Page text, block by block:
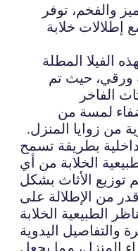
والفخم، توفر
إطلالات خلابة
الفيلا المطلة
ورقي، حيث تم
الفاخر
لمسة من
من زوايا المنزل.
بطريقة تسمح
الخلابة من أي
توزيع الأثاث بشكل
من الإطلالة على
والتفاصيل اليدوية
المنزل، مما يجعل